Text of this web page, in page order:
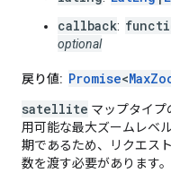
callback:
optional
戻り値: Promise<
satellite マップタイプ
用可能な最大ズームレベ
期であるため、リクエス
数を渡す必要があります